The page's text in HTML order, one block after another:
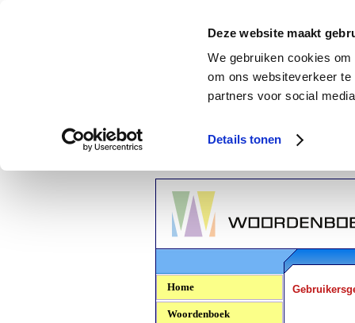
Deze website maakt
We gebruiken cookies
om ons websiteverkeer
partners voor social
Details tonen
Woordenboek.NU
Home
Woordenboek